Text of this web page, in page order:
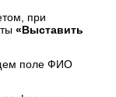
при
«Выставить
поле ФИО